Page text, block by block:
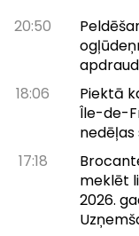
20:50
18:06
Piektā
Île-de-
nedēļas
17:18
meklēt
2026.